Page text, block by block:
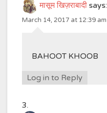
मासूम खिज़राबादी says:
March 14, 2017 at 12:39 am
BAHOOT KHOOB
Log in to Reply